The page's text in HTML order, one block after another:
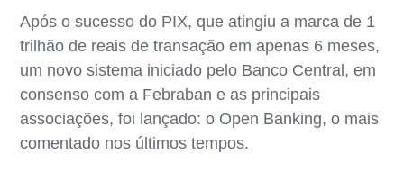
Após o sucesso do PIX, que atingiu a marca de 1
trilhão de reais de transação em apenas 6 meses,
um novo sistema iniciado pelo Banco Central, em
consenso com a Febraban e as principais
associações, foi lançado: o Open Banking, o mais
comentado nos últimos tempos.